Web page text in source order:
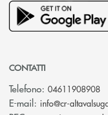
CONTATTI
Telefono: 04611908908
E-mail: info@cr-